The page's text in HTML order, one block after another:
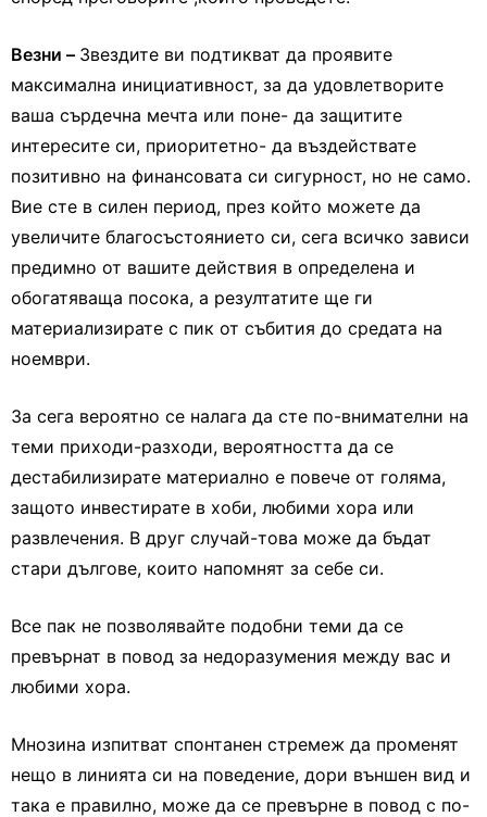
Везни – Звездите ви подтикват да проявите
максимална инициативност, за да удовлетворите
ваша сърдечна мечта или поне- да защитите
интересите си, приоритетно- да въздействате
позитивно на финансовата си сигурност, но не само.
Вие сте в силен период, през който можете да
увеличите благосъстоянието си, сега всичко зависи
предимно от вашите действия в определена и
обогатяваща посока, а резултатите ще ги
материализирате с пик от събития до средата на
ноември.
За сега вероятно се налага да сте по-внимателни на
теми приходи-разходи, вероятността да се
дестабилизирате материално е повече от голяма,
защото инвестирате в хоби, любими хора или
развлечения. В друг случай-това може да бъдат
стари дългове, които напомнят за себе си.
Все пак не позволявайте подобни теми да се
превърнат в повод за недоразумения между вас и
любими хора.
Мнозина изпитват спонтанен стремеж да променят
нещо в линията си на поведение, дори външен вид и
така е правилно, може да се превърне в повод с по-